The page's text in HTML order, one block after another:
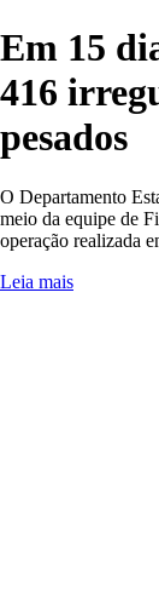
Em 15
416
pesados
O Departamento
meio da equipe de
operação realizada
Leia mais